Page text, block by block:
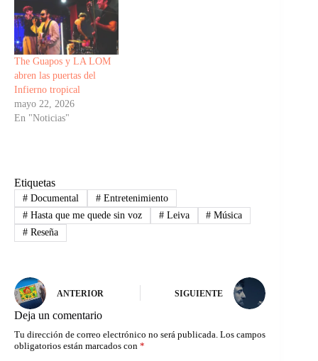
The Guapos y LA LOM
abren las puertas del
Infierno tropical
mayo 22, 2026
En "Noticias"
Etiquetas
#Documental #Entretenimiento
#Hasta que me quede sin voz #Leiva # Música
#Reseña
ANTERIOR SIGUIENTE
Deja un comentario
Tu dirección de correo electrónico no será publicada. Los campos
obligatorios están marcados con *